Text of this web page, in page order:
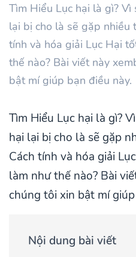
Tìm Hiểu Lục hại là gì?
lại bị cho là sẽ gặp nhiều
tính và hóa giải Lục Hại
thế nào? Bài viết này
bật mí giúp bạn điều này.
Tìm Hiểu Lục hại là gì?
hại lại bị cho là sẽ gặp
Cách tính và hóa giải
làm như thế nào? Bài
chúng tôi xin bật mí
Nội dung bài viết